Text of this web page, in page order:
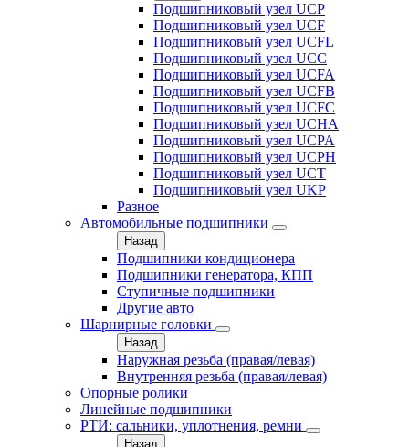
Подшипниковый узел UCP
Подшипниковый узел UCF
Подшипниковый узел UCFL
Подшипниковый узел UCC
Подшипниковый узел UCFA
Подшипниковый узел UCFB
Подшипниковый узел UCFC
Подшипниковый узел UCHA
Подшипниковый узел UCPA
Подшипниковый узел UCPH
Подшипниковый узел UCT
Подшипниковый узел UKP
Разное
Автомобильные подшипники
Назад
Подшипники кондиционера
Подшипники генератора, КПП
Ступичные подшипники
Другие авто
Шарнирные головки
Назад
Наружная резьба (правая/левая)
Внутренняя резьба (правая/левая)
Опорные ролики
Линейные подшипники
РТИ: сальники, уплотнения, ремни
Назад